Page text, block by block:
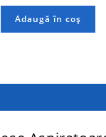
Adaugă în coș